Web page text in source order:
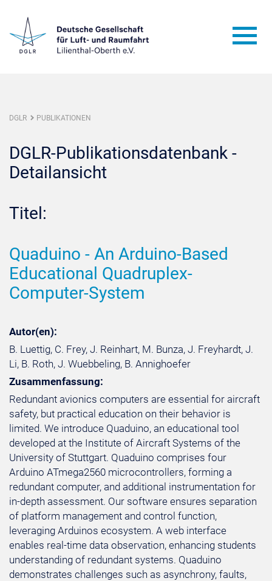
DGLR PUBLIKATIONEN
DGLR-Publikationsdatenbank -
Detailansicht
Titel:
Quaduino - An Arduino-Based
Educational Quadruplex-
Computer-System
Autor(en):
B. Luettig, C. Frey, J. Reinhart, M. Bunza, J. Freyhardt, J.
Li, B. Roth, J. Wuebbeling, B. Annighoefer
Zusammenfassung:
Redundant avionics computers are essential for aircraft
safety, but practical education on their behavior is
limited. We introduce Quaduino, an educational tool
developed at the Institute of Aircraft Systems of the
University of Stuttgart. Quaduino comprises four
Arduino ATmega2560 microcontrollers, forming a
redundant computer, and additional instrumentation for
in-depth assessment. Our software ensures separation
of platform management and control function,
leveraging Arduinos ecosystem. A web interface
enables real-time data observation, enhancing students
understanding of redundant systems. Quaduino
demonstrates challenges such as asynchrony, faults,